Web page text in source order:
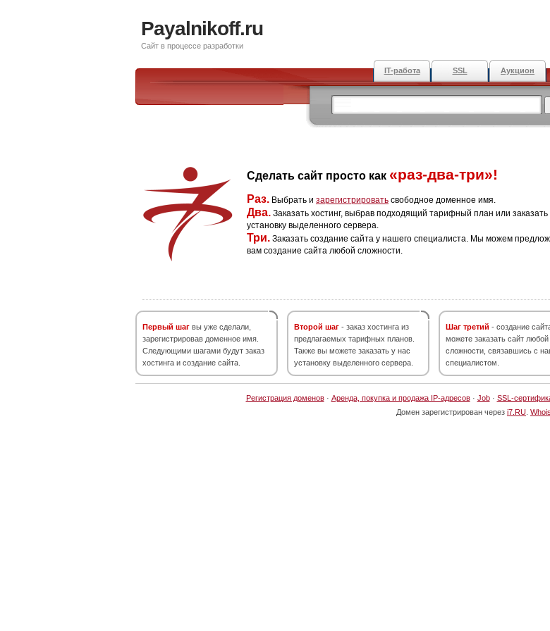
Payalnikoff.ru
Сайт в процессе разработки
IT-работа SSL Аукцион
Сделать сайт просто как «раз-два-три»!
Раз. Выбрать и зарегистрировать свободное доменное имя.
Два. Заказать хостинг, выбрав подходящий тарифный план или заказать
установку выделенного сервера.
Три. Заказать создание сайта у нашего специалиста. Мы можем
вам создание сайта любой сложности.
Первый шаг вы уже сделали,
зарегистрировав доменное имя.
Следующими шагами будут заказ
хостинга и создание сайта.
Второй шаг - заказ хостинга из
предлагаемых тарифных планов.
Также вы можете заказать у нас
установку выделенного сервера.
Шаг третий - создание
можете заказать сайт любой
сложности, связавшись с
специалистом.
Регистрация доменов· Аренда, покупка и продажа IP-адресов· Job· SSL-
Домен зарегистрирован через i7.RU Whois